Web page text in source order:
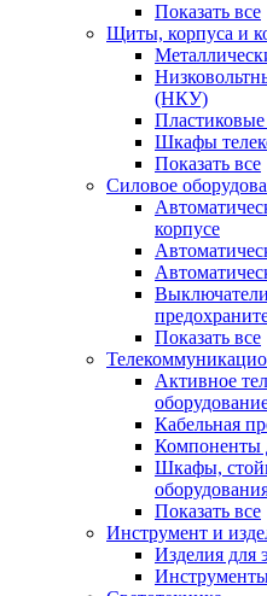
Показать все
Щиты, корпуса и
(НКУ)
Шкафы
Показать все
Силовое
корпусе
Показать все
Активное
Кабельная
Компоненты
Шкафы,
Показать все
Инструмент и
Изделия для